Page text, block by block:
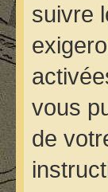
suivre
vous
de